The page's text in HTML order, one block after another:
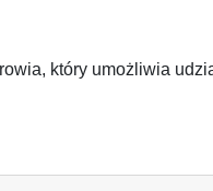
który umożliwia